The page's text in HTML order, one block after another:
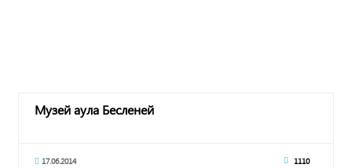
Музей аула Бесленей
17.06.2014 1110